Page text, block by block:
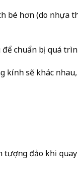
bé hơn (do nhựa
chuẩn bị quá
kính sẽ khác
tượng đảo khi